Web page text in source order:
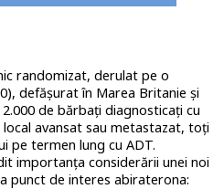
randomizat, derulat pe o
defășurat în Marea Britanie și
de bărbați diagnosticați cu
avansat sau metastazat, toți
pe termen lung cu ADT.
importanța considerării unei noi
punct de interes abiraterona: